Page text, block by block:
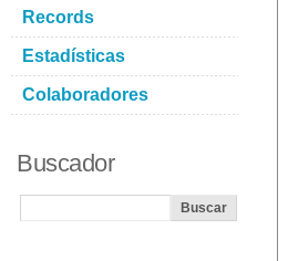
Records
Estadísticas
Colaboradores
Buscador